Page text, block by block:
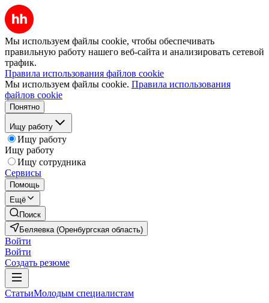
Мы используем файлы cookie, чтобы обеспечивать
правильную работу нашего веб-сайта и анализировать сетевой
трафик.
Правила использования файлов cookie
Мы используем файлы cookie. Правила использования
файлов cookie
Понятно
Ищу работу
Ищу работу
Ищу работу
Ищу сотрудника
Сервисы
Помощь
Ещё
Поиск
Беляевка (Оренбургская область)
Войти
Войти
Создать резюме
СтатьиМолодым специалистам